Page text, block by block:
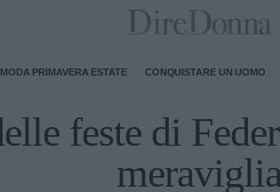
MODA PRIMAVERA ESTATE CONQUISTARE UN UOMO
feste di
meraviglia